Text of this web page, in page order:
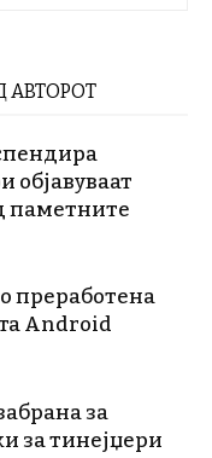
АВТОРОТ
објавуваат
паметните
преработена
Android
за
за тинејџери